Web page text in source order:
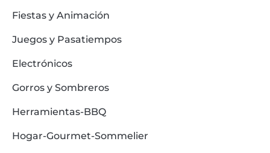
Fiestas y Animación
Juegos y Pasatiempos
Electrónicos
Gorros y Sombreros
Herramientas-BBQ
Hogar-Gourmet-Sommelier